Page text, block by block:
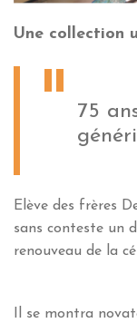
Une collection
75
Elève des frères
sans conteste un
renouveau de la
Il se montra